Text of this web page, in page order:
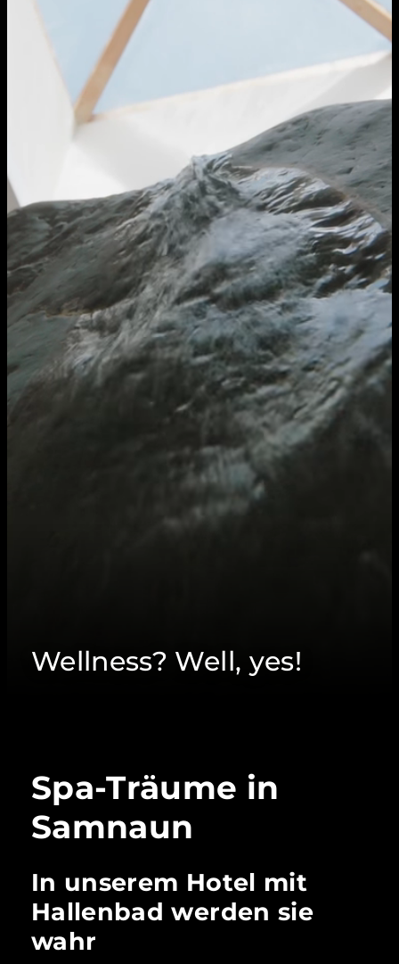
Wellness? Well, yes!
Spa-Träume in
Samnaun
In unserem Hotel mit
Hallenbad werden sie
wahr